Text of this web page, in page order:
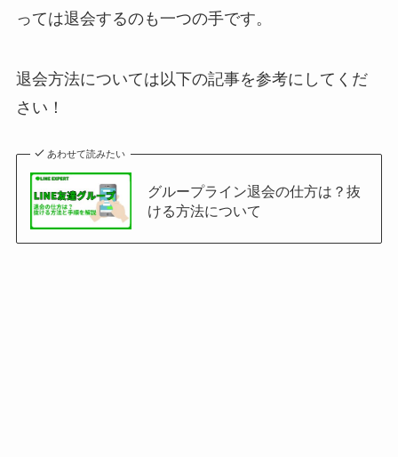
っては退会するのも一つの手です。
退会方法については以下の記事を参考にしてくだ
さい！
あわせて読みたい
グループライン退会の仕方は？抜
ける方法について